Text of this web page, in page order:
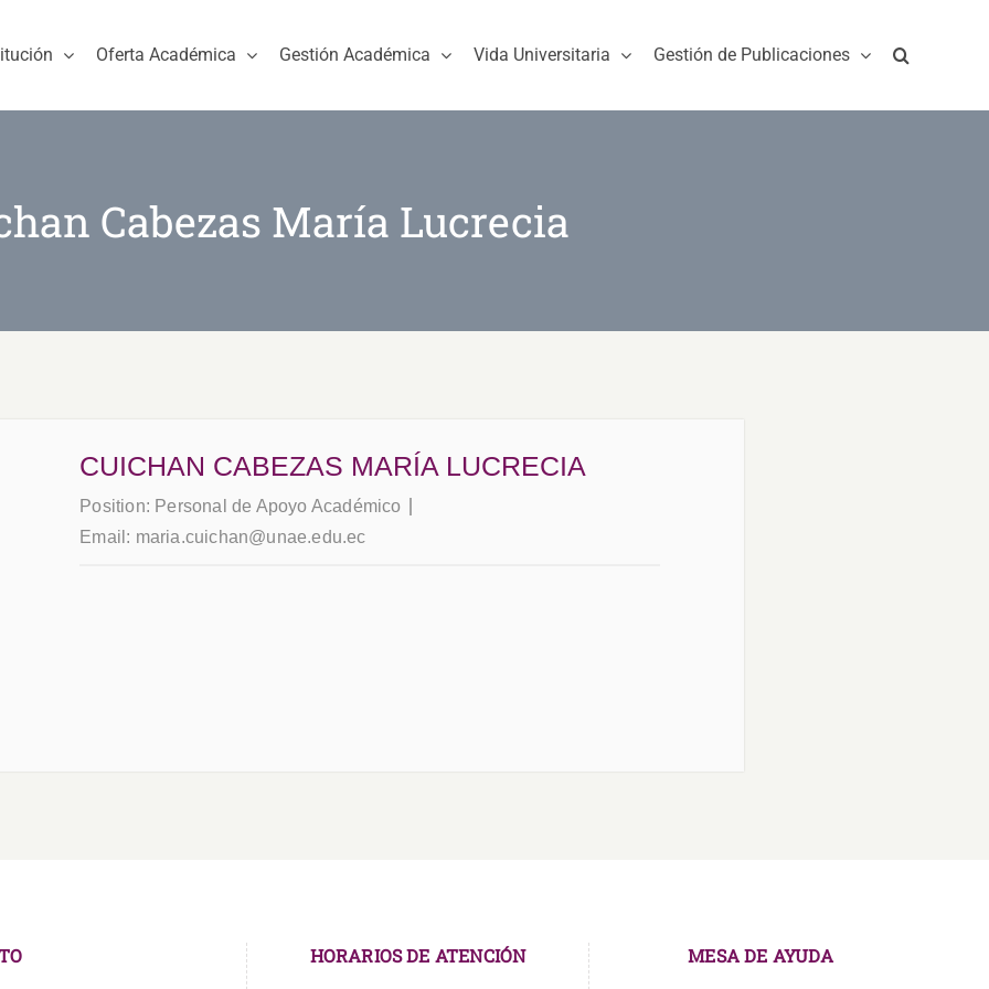
Oferta Académica Gestión Académica Vida Universitaria Gestión de Publicaciones
Cabezas María Lucrecia
CUICHAN CABEZAS MARÍA LUCRECIA
Position: Personal de Apoyo Académico
Email: maria.cuichan@unae.edu.ec
HORARIOS DE ATENCIÓN MESA DE AYUDA